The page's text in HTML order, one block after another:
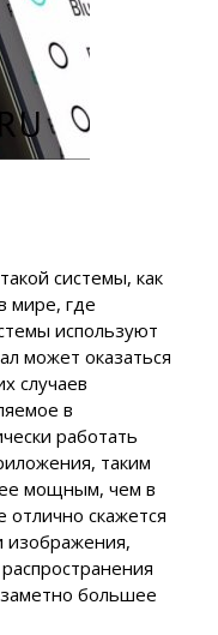
системы, как
мире, где
используют
может оказаться
случаев
в
работать
таким
мощным, чем в
скажется
изображения,
большее